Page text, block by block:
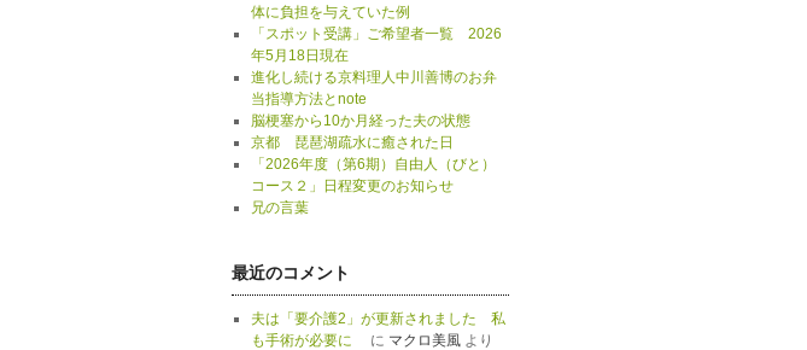
体に負担を与えていた例
「スポット受講」ご希望者一覧 2026
年5月18日現在
進化し続ける京料理人中川善博のお弁
当指導方法とnote
脳梗塞から10か月経った夫の状態
京都 琵琶湖疏水に癒された日
「2026年度（第6期）自由人（びと）
コース２」日程変更のお知らせ
兄の言葉
最近のコメント
夫は「要介護2」が更新されました 私
も手術が必要に
に マクロ美風より